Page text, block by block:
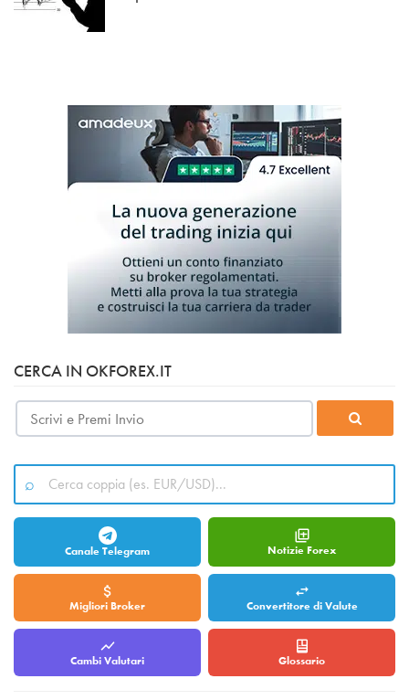
CERCA IN OKFOREX.IT
Canale Telegram Notizie Forex
Migliori Broker Convertitore di Valute
Cambi Valutari Glossario